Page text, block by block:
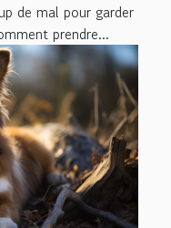
de mal pour garder
prendre...